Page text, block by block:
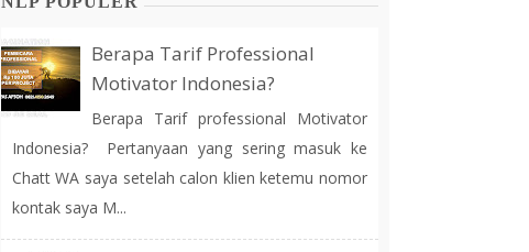
Berapa Tarif Professional
Motivator Indonesia?
Berapa Tarif professional Motivator
Indonesia? Pertanyaan yang sering masuk ke
Chatt WA saya setelah calon klien ketemu nomor
kontak saya M...